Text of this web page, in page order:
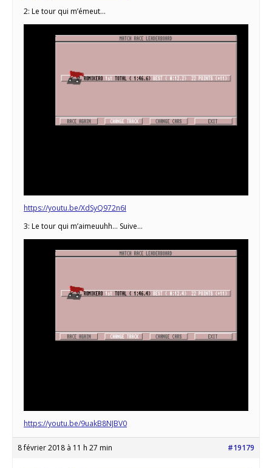
2: Le tour qui m’émeut…
https://youtu.be/XdSyQ972n6I
3: Le tour qui m’aimeuuhh… Suive…
https://youtu.be/9uakB8NJBV0
8 février 2018 à 11 h 27 min #19179